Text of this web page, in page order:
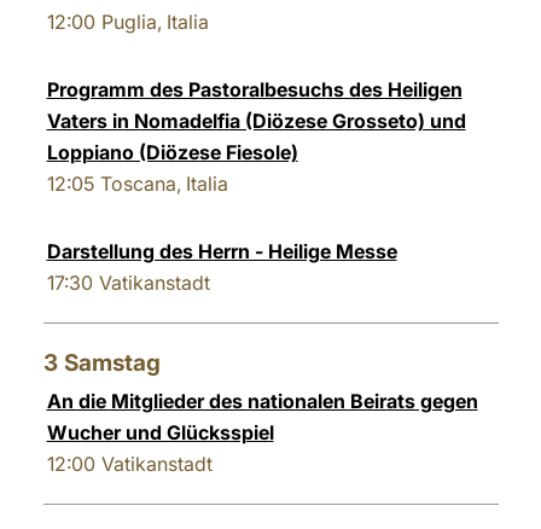
12:00 Puglia, Italia
Programm des Pastoralbesuchs des Heiligen
Vaters in Nomadelfia (Diözese Grosseto) und
Loppiano (Diözese Fiesole)
12:05 Toscana, Italia
Darstellung des Herrn - Heilige Messe
17:30 Vatikanstadt
3 Samstag
An die Mitglieder des nationalen Beirats gegen
Wucher und Glücksspiel
12:00 Vatikanstadt